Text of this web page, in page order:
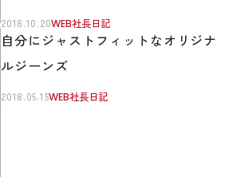
2018.10.20WEB社長日記
自分にジャストフィットなオリジナ
ルジーンズ
2018.05.15WEB社長日記